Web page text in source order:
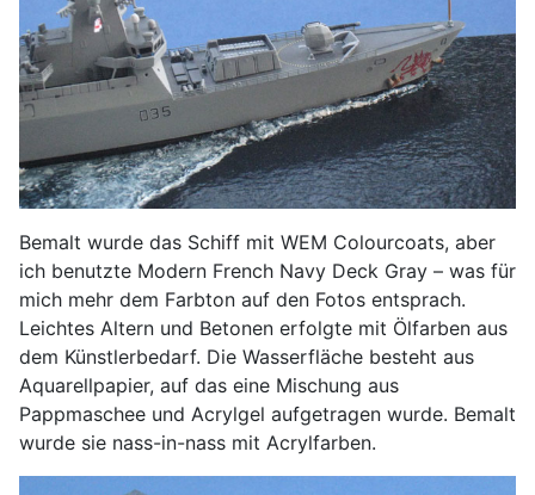
Bemalt wurde das Schiff mit WEM Colourcoats, aber
ich benutzte Modern French Navy Deck Gray – was für
mich mehr dem Farbton auf den Fotos entsprach.
Leichtes Altern und Betonen erfolgte mit Ölfarben aus
dem Künstlerbedarf. Die Wasserfläche besteht aus
Aquarellpapier, auf das eine Mischung aus
Pappmaschee und Acrylgel aufgetragen wurde. Bemalt
wurde sie nass-in-nass mit Acrylfarben.